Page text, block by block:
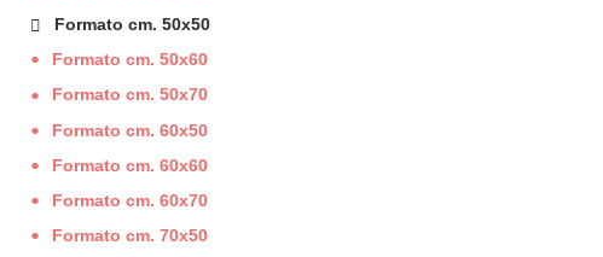
Formato cm. 50x50
Formato cm. 50x60
Formato cm. 50x70
Formato cm. 60x50
Formato cm. 60x60
Formato cm. 60x70
Formato cm. 70x50